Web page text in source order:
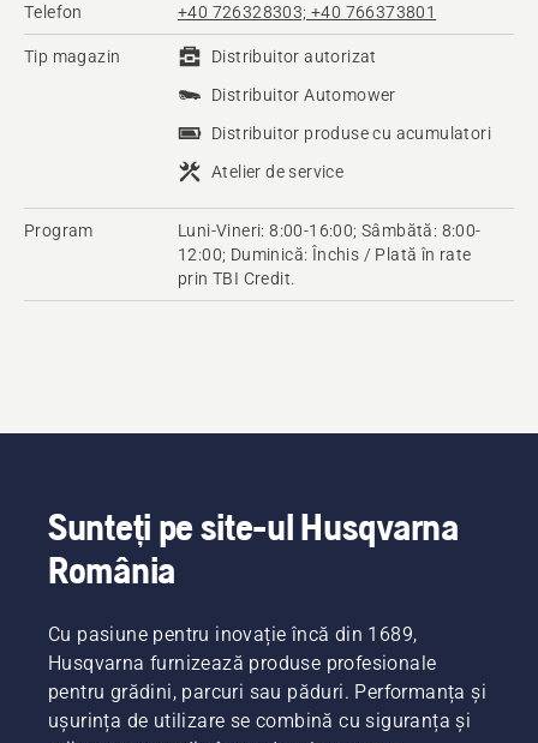
Telefon +40 726328303; +40 766373801
Tip magazin
Distribuitor autorizat
Distribuitor Automower
Distribuitor produse cu acumulatori
Atelier de service
Program
Luni-Vineri: 8:00-16:00; Sâmbătă: 8:00-
12:00; Duminică: Închis / Plată în rate
prin TBI Credit.
Sunteți pe site-ul Husqvarna
România
Cu pasiune pentru inovație încă din 1689,
Husqvarna furnizează produse profesionale
pentru grădini, parcuri sau păduri. Performanța și
ușurința de utilizare se combină cu siguranța și